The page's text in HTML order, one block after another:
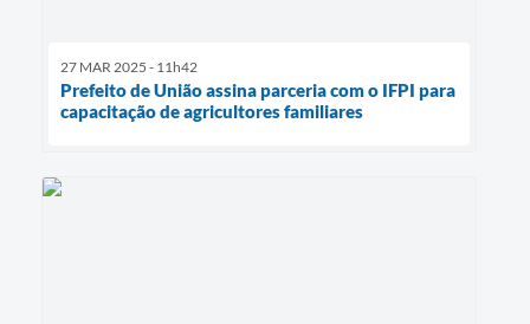
27 MAR 2025 - 11h42
Prefeito de União assina parceria com o IFPI para
capacitação de agricultores familiares